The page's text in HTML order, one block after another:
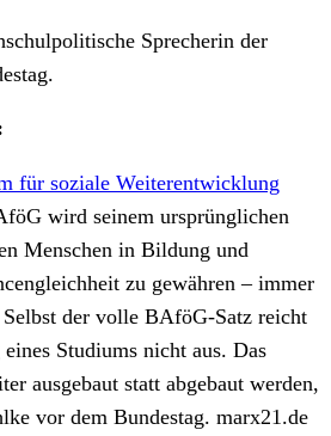
Sprecherin der
für soziale Weiterentwicklung
wird seinem ursprünglichen
Menschen in Bildung und
zu gewähren – immer
der volle BAföG-Satz reicht
Studiums nicht aus. Das
ausgebaut statt abgebaut werden,
vor dem Bundestag. marx21.de